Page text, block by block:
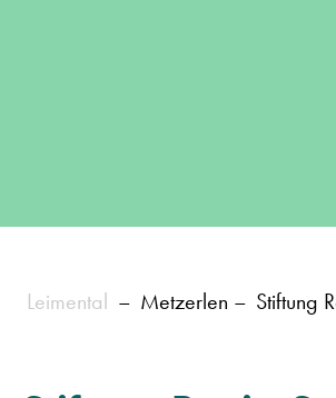
Leimental – Metzerlen – Stiftung